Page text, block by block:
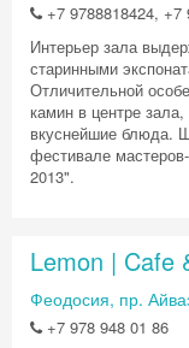
+7 9788818424, +7
Интерьер зала
старинными
Отличительной
камин в центре
вкуснейшие блюда.
фестивале
2013".
Lemon | Cafe
Феодосия, пр.
+7 978 948 01 86
Хочешь